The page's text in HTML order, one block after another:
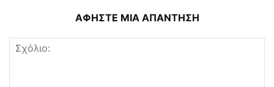
ΑΦΗΣΤΕ ΜΙΑ ΑΠΑΝΤΗΣΗ